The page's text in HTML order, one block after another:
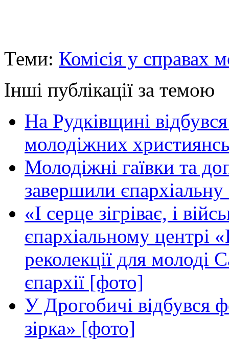
Теми: Комісія у справах
Інші публікації за темою
На Рудківщині
молодіжних
Молодіжні гаївки та
завершили
«І серце зігріває, і
єпархіальному центрі
реколекції для молоді
єпархії [фото]
У Дрогобичі відбувся
зірка» [фото]